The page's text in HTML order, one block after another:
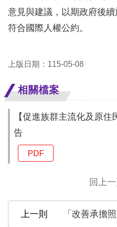
訴
人
資
庫
無
障
礙
快
意見與建議，以期政府後
符合國際人權公約。
上版日期：115-05-08
相關檔案
【促進族群主流化及原
告
PDF
回上
「改善承擔照顧責任婦